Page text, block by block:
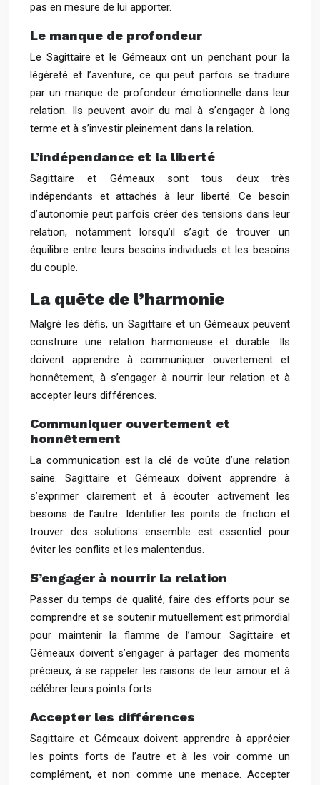
pas en mesure de lui apporter.
Le manque de profondeur
Le Sagittaire et le Gémeaux ont un penchant pour la
légèreté et l’aventure, ce qui peut parfois se traduire
par un manque de profondeur émotionnelle dans leur
relation. Ils peuvent avoir du mal à s’engager à long
terme et à s’investir pleinement dans la relation.
L’indépendance et la liberté
Sagittaire et Gémeaux sont tous deux très
indépendants et attachés à leur liberté. Ce besoin
d’autonomie peut parfois créer des tensions dans leur
relation, notamment lorsqu’il s’agit de trouver un
équilibre entre leurs besoins individuels et les besoins
du couple.
La quête de l’harmonie
Malgré les défis, un Sagittaire et un Gémeaux peuvent
construire une relation harmonieuse et durable. Ils
doivent apprendre à communiquer ouvertement et
honnêtement, à s’engager à nourrir leur relation et à
accepter leurs différences.
Communiquer ouvertement et
honnêtement
La communication est la clé de voûte d’une relation
saine. Sagittaire et Gémeaux doivent apprendre à
s’exprimer clairement et à écouter activement les
besoins de l’autre. Identifier les points de friction et
trouver des solutions ensemble est essentiel pour
éviter les conflits et les malentendus.
S’engager à nourrir la relation
Passer du temps de qualité, faire des efforts pour se
comprendre et se soutenir mutuellement est primordial
pour maintenir la flamme de l’amour. Sagittaire et
Gémeaux doivent s’engager à partager des moments
précieux, à se rappeler les raisons de leur amour et à
célébrer leurs points forts.
Accepter les différences
Sagittaire et Gémeaux doivent apprendre à apprécier
les points forts de l’autre et à les voir comme un
complément, et non comme une menace. Accepter